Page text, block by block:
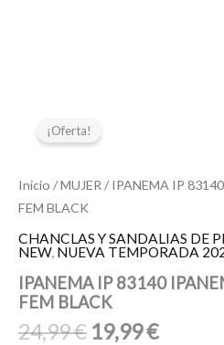
¡Oferta!
Inicio /MUJER / IPANEMA IP
FEM BLACK
CHANCLAS Y SANDALIAS DE
NEW, NUEVA TEMPORADA
IPANEMA IP 83140
FEM BLACK
24,99€
era:
19,99€
es:
83140
ANAT
FEM
BLACK
cantidad